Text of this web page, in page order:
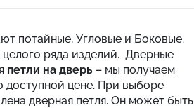
потайные, Угловые и Боковые.
целого ряда изделий. Дверные
петли на дверь – мы получаем
доступной цене. При выборе
дверная петля. Он может быть